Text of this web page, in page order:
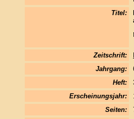
Titel:
Zeitschrift:
Jahrgang:
Heft:
Erscheinungsjahr:
Seiten: